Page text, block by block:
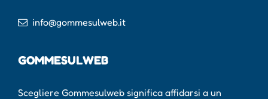
info@gommesulweb.it
GOMMESULWEB
Scegliere Gommesulweb significa affidarsi a un